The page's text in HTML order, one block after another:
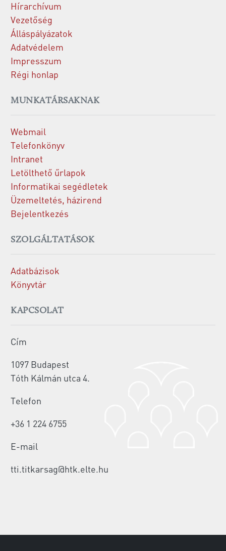
Hírarchívum
Vezetőség
Álláspályázatok
Adatvédelem
Impresszum
Régi honlap
MUNKATÁRSAKNAK
Webmail
Telefonkönyv
Intranet
Letölthető űrlapok
Informatikai segédletek
Üzemeltetés, házirend
Bejelentkezés
SZOLGÁLTATÁSOK
Adatbázisok
Könyvtár
KAPCSOLAT
Cím
1097 Budapest
Tóth Kálmán utca 4.
Telefon
+36 1 224 6755
E-mail
tti.titkarsag@htk.elte.hu